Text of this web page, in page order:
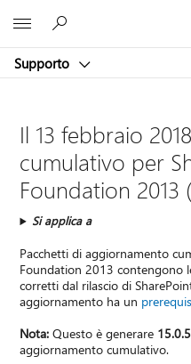
Supporto
Il 13 febbraio
cumulativo per
Foundation 2013
Si applica a
Pacchetti di aggiornamento
Foundation 2013 contengono
corretti dal rilascio di
aggiornamento ha un
Nota:Questo è generare
aggiornamento cumulativo.